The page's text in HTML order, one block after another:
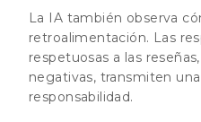
La IA también observa
retroalimentación. Las
respetuosas a las
negativas, transmiten
responsabilidad.